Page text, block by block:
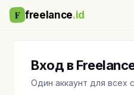
F freelance.id
Вход в
Один аккаунт для всех